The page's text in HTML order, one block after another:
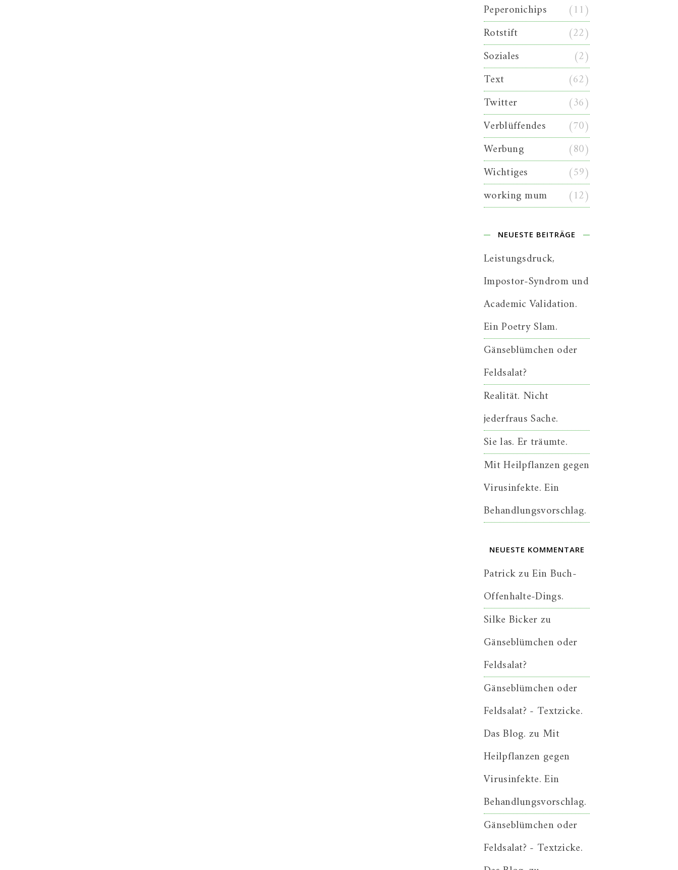
Peperonichips
(11)
Rotstift
(22)
Soziales
(2)
Text
(62)
Twitter
(36)
Verblüffendes
(70)
Werbung
(80)
Wichtiges
(59)
working mum
(12)
NEUESTE BEITRÄGE
Leistungsdruck,
Impostor-Syndrom und
Academic Validation.
Ein Poetry Slam.
Gänseblümchen oder
Feldsalat?
Realität. Nicht
jederfraus Sache.
Sie las. Er träumte.
Mit Heilpflanzen gegen
Virusinfekte. Ein
Behandlungsvorschlag.
NEUESTE KOMMENTARE
PatrickzuEin Buch-
Offenhalte-Dings.
Silke Bickerzu
Gänseblümchen oder
Feldsalat?
Gänseblümchen oder
Feldsalat? - Textzicke.
Das Blog. zu Mit
Heilpflanzen gegen
Virusinfekte. Ein
Behandlungsvorschlag.
Gänseblümchen oder
Feldsalat? - Textzicke.